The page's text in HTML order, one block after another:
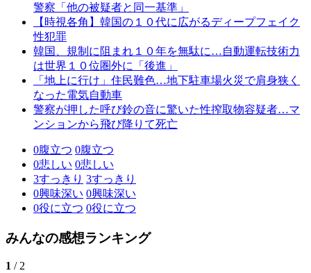
警察「他の被疑者と同一基準」
【時視各角】韓国の１０代に広がるディープフェイク
性犯罪
韓国、規制に阻まれ１０年を無駄に…自動運転技術力
は世界１０位圏外に「後進」
「地上に行け」住民難色…地下駐車場火災で肩身狭く
なった電気自動車
警察が押した呼び鈴の音に驚いた性搾取物容疑者…マ
ンションから飛び降りて死亡
0腹立つ 0腹立つ
0悲しい 0悲しい
3すっきり 3すっきり
0興味深い 0興味深い
0役に立つ 0役に立つ
みんなの感想ランキング
1 / 2